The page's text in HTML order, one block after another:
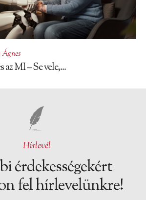
az MI – Se vele,...
Hírlevél
érdekességekért
fel hírlevelünkre!